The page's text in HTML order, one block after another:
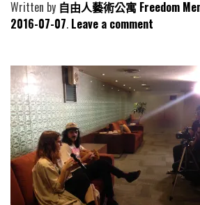
Written by 自由人藝術公寓 Freedom
2016-07-07 Leave a comment